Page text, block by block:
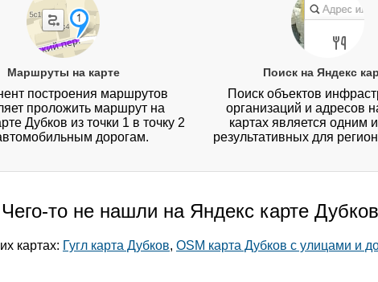
Маршруты на карте
построения маршрутов
проложить маршрут на
Дубков из точки 1 в точку 2
дорогам.
Поиск на Яндекс
Поиск объектов
организаций и адресов
картах является одним
результативных для
Чего-то не нашли на Яндекс карте
картах: Гугл карта Дубков, OSM карта Дубков с улицами и